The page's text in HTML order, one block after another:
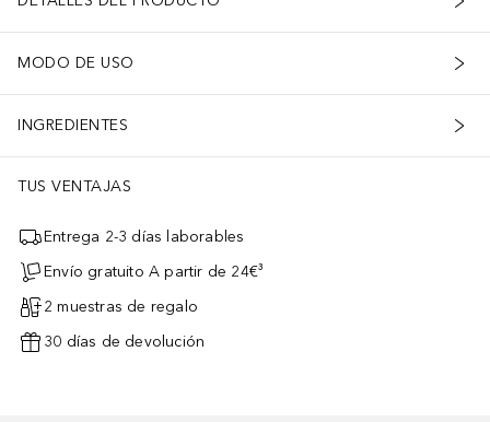
MODO DE USO
INGREDIENTES
TUS VENTAJAS
Entrega 2-3 días laborables
Envío gratuito A partir de 24€³
2 muestras de regalo
30 días de devolución